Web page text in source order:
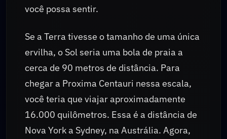
você possa sentir.
Se a Terra tivesse o tamanho de uma única
ervilha, o Sol seria uma bola de praia a
cerca de 90 metros de distância. Para
chegar a Proxima Centauri nessa escala,
você teria que viajar aproximadamente
16.000 quilômetros. Essa é a distância de
Nova York a Sydney, na Austrália. Agora,